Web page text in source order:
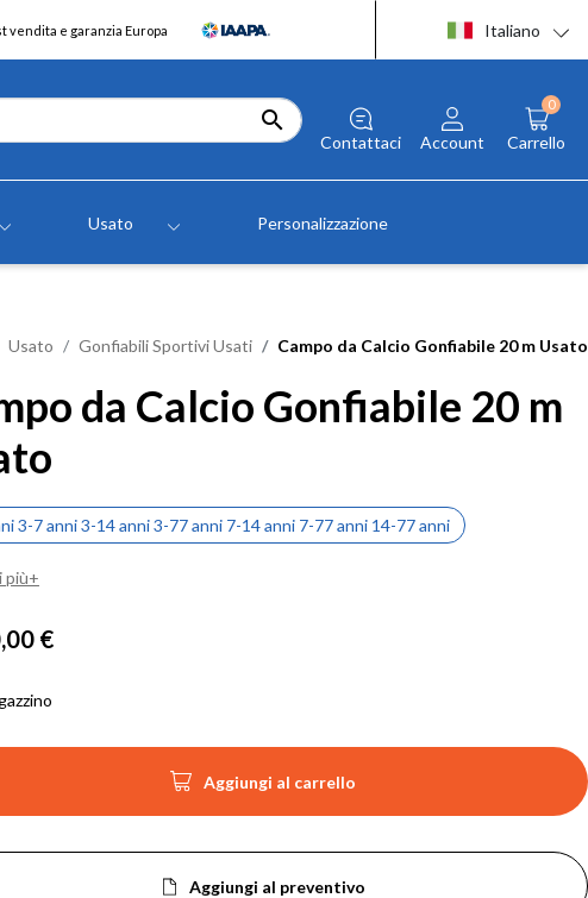
vendita e garanzia Europa Italiano

Contattaci Account
0
Carrello
Usato Personalizzazione
Usato Gonfiabili Sportivi Usati Campo da Calcio Gonfiabile 20 m Usato
da Calcio Gonfiabile 20 m
3-7 anni 3-14 anni 3-77 anni 7-14 anni 7-77 anni 14-77 anni
più
€
Aggiungi al carrello
Aggiungi al preventivo